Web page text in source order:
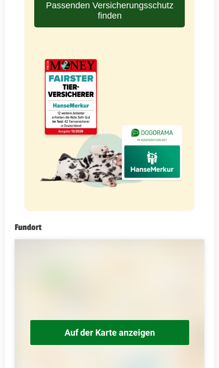
Passenden Versicherungsschutz
finden
Fundort
Auf der Karte anzeigen